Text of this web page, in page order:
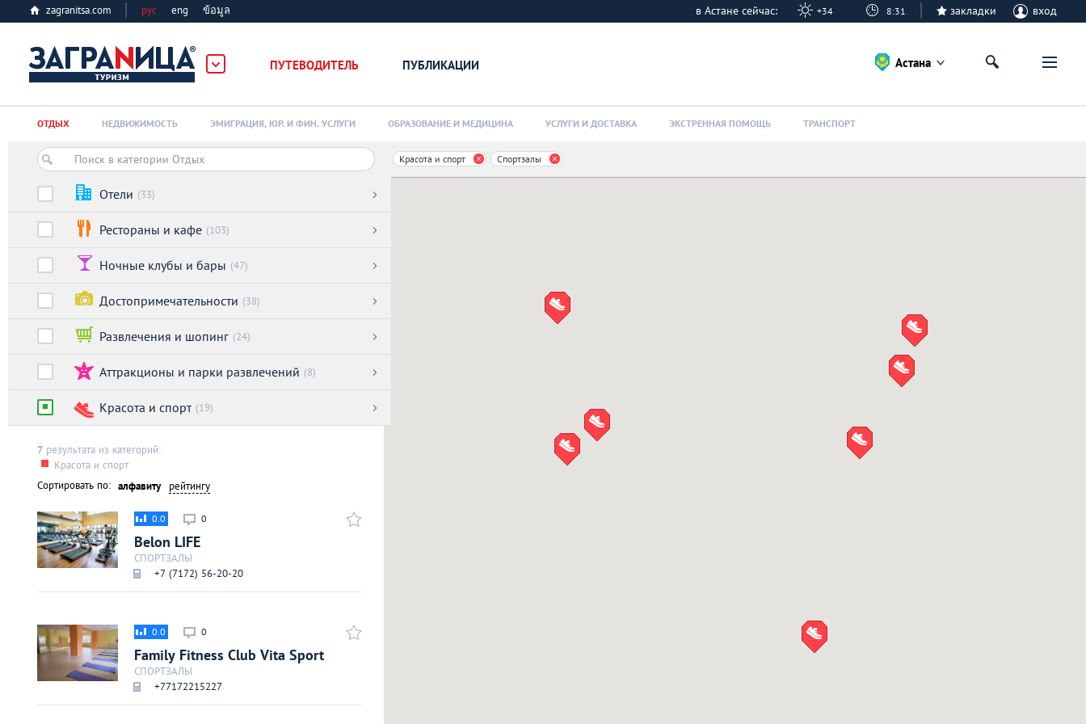
zagranitsa.com рус eng ข้อมูล в Астане сейчас: +34 8:31 закладки вход
ПУТЕВОДИТЕЛЬ ПУБЛИКАЦИИ
Алматы
Киев
Лондон
Лос-Анджелес
Париж
Паттайя
Пхукет
Санкт-Петербург
Астана
ОТДЫХ НЕДВИЖИМОСТЬ ЭМИГРАЦИЯ, ЮР. И ФИН. УСЛУГИ ОБРАЗОВАНИЕ И МЕДИЦИНА УСЛУГИ И ДОСТАВКА ЭКСТРЕННАЯ ПОМОЩЬ ТРАНСПОРТ
Отели (33)
Рестораны и кафе (103)
Ночные клубы и бары (47)
Достопримечательности (38)
Развлечения и шопинг (24)
Аттракционы и парки развлечений (8)
Красота и спорт (19)
7 результата из категорий:
Красота и спорт
Сортировать по: алфавиту рейтингу
0
0.0
Belon LIFE
СПОРТЗАЛЫ
+7 (7172) 56-20-20
0
0.0
Family Fitness Club Vita Sport
СПОРТЗАЛЫ
+77172215227
Красота и спорт Спортзалы